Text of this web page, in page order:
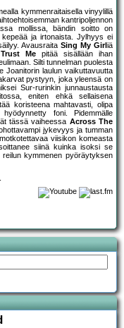
kymmenraitaisella vinyylillä
kantripoljennon
mollissa, bändin soitto on
kepeää ja irtonaista. Jylhyys ei
Avausraita Sing My Girliä
Me pitää sisällään ihan
Silti tunnelman puolesta
Joanitorin laulun vaikuttavuutta
pystyyn, joka yleensä on
Sur-rurinkin junnaustausta
eniten ehkä sellaisena
koristeena mahtavasti, olipa
foni. Pidemmälle
tässä vaiheessa Across The
jykevyys ja tumman
viisikon komeasta
siinä kuinka isoksi se
kymmenen pyöräytyksen